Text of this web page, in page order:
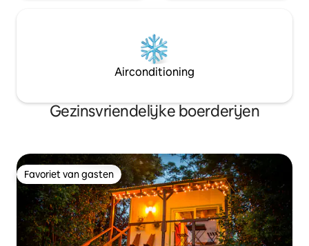
Airconditioning
Gezinsvriendelijke boerderijen
Favoriet van gasten
Favoriet van gasten